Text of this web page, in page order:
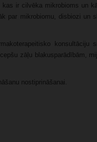
ir cilvēka mikrobioms un
par mikrobiomu, disbiozi un
konsultāciju
zāļu blakusparādībām,
nostiprināšanai.